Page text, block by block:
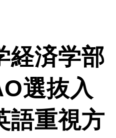
経済学部
選抜入
語重視方